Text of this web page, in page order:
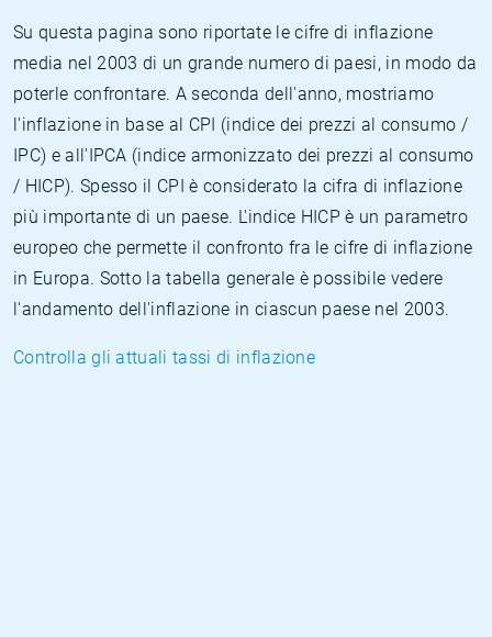
Su questa pagina sono riportate le cifre di inflazione
media nel 2003 di un grande numero di paesi, in modo da
poterle confrontare. A seconda dell'anno, mostriamo
l'inflazione in base al CPI (indice dei prezzi al consumo /
IPC) e all'IPCA (indice armonizzato dei prezzi al consumo
/ HICP). Spesso il CPI è considerato la cifra di inflazione
più importante di un paese. L'indice HICP è un parametro
europeo che permette il confronto fra le cifre di inflazione
in Europa. Sotto la tabella generale è possibile vedere
l'andamento dell'inflazione in ciascun paese nel 2003.
Controlla gli attuali tassi di inflazione